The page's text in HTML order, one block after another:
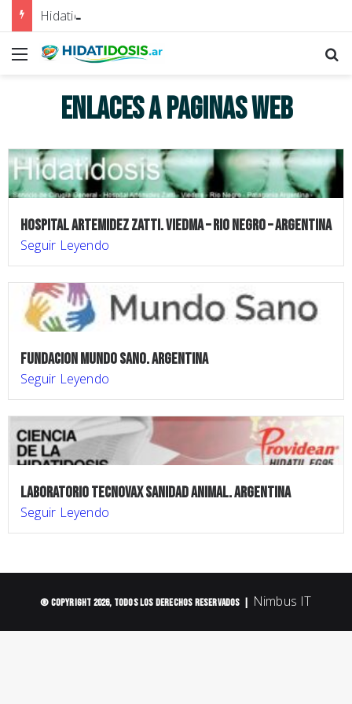
Hidatidosis en la provincia de Córdoba
enlaces a paginas web
HOSPITAL ARTEMIDEZ ZATTI. VIEDMA – RIO NEGRO – ARGENTINA
Seguir Leyendo
FUNDACION MUNDO SANO. ARGENTINA
Seguir Leyendo
LABORATORIO TECNOVAX SANIDAD ANIMAL. ARGENTINA
Seguir Leyendo
© Copyright 2026, Todos los derechos Reservados | Nimbus IT